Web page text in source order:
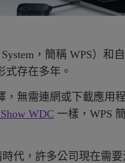
，簡稱 WPS）和
式存在多年。
，無需連網或下載應用
WDC 一樣，WPS
代，許多公司現在需